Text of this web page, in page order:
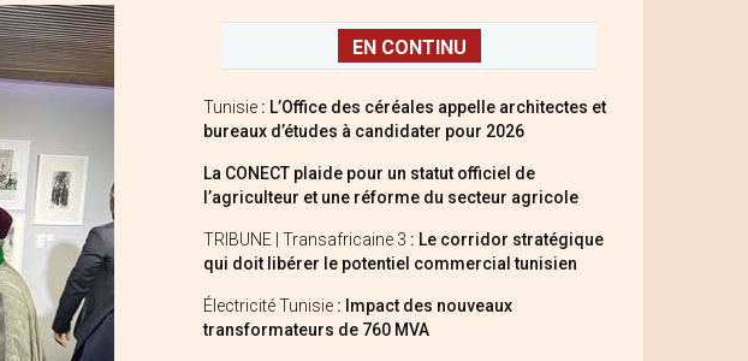
EN CONTINU
Tunisie : L’Office des céréales appelle architectes et
bureaux d’études à candidater pour 2026
La CONECT plaide pour un statut officiel de
l’agriculteur et une réforme du secteur agricole
TRIBUNE | Transafricaine 3 : Le corridor stratégique
qui doit libérer le potentiel commercial tunisien
Électricité Tunisie : Impact des nouveaux
transformateurs de 760 MVA